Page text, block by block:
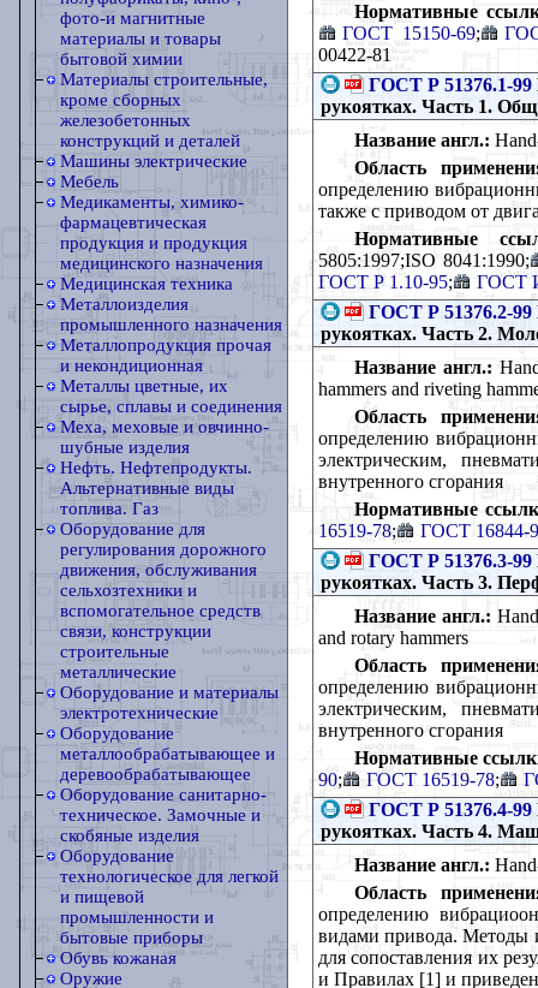
фото-и магнитные
материалы и товары
бытовой химии
Материалы строительные,
кроме сборных
железобетонных
конструкций и деталей
Машины электрические
Мебель
Медикаменты, химико-
фармацевтическая
продукция и продукция
медицинского назначения
Медицинская техника
Металлоизделия
промышленного назначения
Металлопродукция прочая
и некондиционная
Металлы цветные, их
сырье, сплавы и соединения
Меха, меховые и овчинно-
шубные изделия
Нефть. Нефтепродукты.
Альтернативные виды
топлива. Газ
Оборудование для
регулирования дорожного
движения, обслуживания
сельхозтехники и
вспомогательное средств
связи, конструкции
строительные
металлические
Оборудование и материалы
электротехнические
Оборудование
металлообрабатывающее и
деревообрабатывающее
Оборудование санитарно-
техническое. Замочные и
скобяные изделия
Оборудование
технологическое для легкой
и пищевой
промышленности и
бытовые приборы
Обувь кожаная
Оружие
Нормативные
ГОСТ 15150-69;
00422-81
ГОСТ Р 51376.1-99
рукоятках. Часть 1.
Название англ.:
Область
определению
также с приводом от
Нормативные
5805:1997;ISO 8041:1990;
ГОСТ Р 1.10-95;
ГОСТ
ГОСТ Р 51376.2-99
рукоятках. Часть 2.
Название англ.:
hammers and riveting
Область
определению
электрическим,
внутренного сгорания
Нормативные
16519-78;
ГОСТ 16844-
ГОСТ Р 51376.3-99
рукоятках. Часть 3.
Название англ.:
and rotary hammers
Область
определению
электрическим,
внутренного сгорания
Нормативные
90; ГОСТ 16519-78;
ГОСТ Р 51376.4-99
рукоятках. Часть 4.
Название англ.:
Область
определению
видами привода. Методы
для сопоставления их
и Правилах [1] и